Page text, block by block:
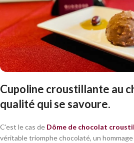
Cupoline croustillante au
qualité qui se savoure.
C'est le cas de Dôme de chocolat
véritable triomphe chocolaté, un